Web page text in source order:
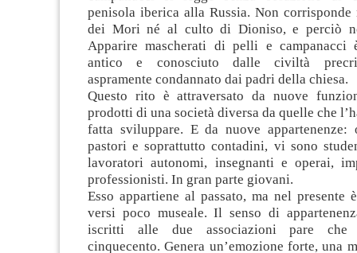
penisola iberica alla Russia. Non corrisponde
dei Mori né al culto di Dioniso, e perciò
Apparire mascherati di pelli e campanacci
antico e conosciuto dalle civiltà
aspramente condannato dai padri della chiesa.
Questo rito è attraversato da nuove
prodotti di una società diversa da quelle che
fatta sviluppare. E da nuove
pastori e soprattutto contadini, vi sono
lavoratori autonomi, insegnanti e operai,
professionisti. In gran parte giovani.
Esso appartiene al passato, ma nel presente
versi poco museale. Il senso di
iscritti alle due associazioni pare che
cinquecento. Genera un’emozione forte, una